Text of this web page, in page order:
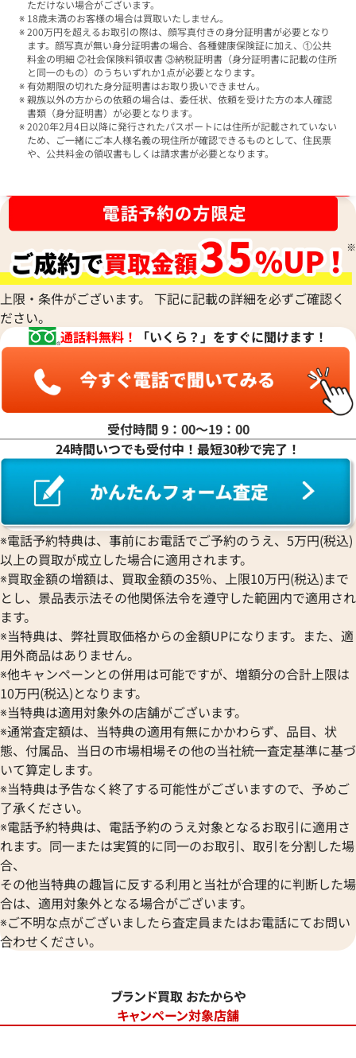
ただけない場合がございます。
18歳未満のお客様の場合は買取いたしません。
200万円を超えるお取引の際は、顔写真付きの身分証明書が必要となり
ます。顔写真が無い身分証明書の場合、各種健康保険証に加え、①公共
料金の明細 ②社会保険料領収書 ③納税証明書（身分証明書に記載の住所
と同一のもの）のうちいずれか1点が必要となります。
有効期限の切れた身分証明書はお取り扱いできません。
親族以外の方からの依頼の場合は、委任状、依頼を受けた方の本人確認
書類（身分証明書）が必要となります。
2020年2月4日以降に発行されたパスポートには住所が記載されていない
ため、ご一緒にご本人様名義の現住所が確認できるものとして、住民票
や、公共料金の領収書もしくは請求書が必要となります。
上限・条件がございます。 下記に記載の詳細を必ずご確認く
ださい。
通話料無料！
「いくら？」をすぐに聞けます！
受付時間 9：00〜19：00
24時間いつでも受付中！最短30秒で完了！
※電話予約特典は、事前にお電話でご予約のうえ、5万円(税込)
以上の買取が成立した場合に適用されます。
※買取金額の増額は、買取金額の35％、上限10万円(税込)まで
とし、景品表示法その他関係法令を遵守した範囲内で適用され
ます。
※当特典は、弊社買取価格からの金額UPになります。また、適
用外商品はありません。
※他キャンペーンとの併用は可能ですが、増額分の合計上限は
10万円(税込)となります。
※当特典は適用対象外の店舗がございます。
※通常査定額は、当特典の適用有無にかかわらず、品目、状
態、付属品、当日の市場相場その他の当社統一査定基準に基づ
いて算定します。
※当特典は予告なく終了する可能性がございますので、予めご
了承ください。
※電話予約特典は、電話予約のうえ対象となるお取引に適用さ
れます。同一または実質的に同一のお取引、取引を分割した場
合、
その他当特典の趣旨に反する利用と当社が合理的に判断した場
合は、適用対象外となる場合がございます。
※ご不明な点がございましたら査定員またはお電話にてお問い
合わせください。
ブランド買取 おたからや
キャンペーン対象店舗